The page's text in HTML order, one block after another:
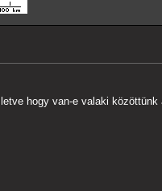
hogy van-e valaki